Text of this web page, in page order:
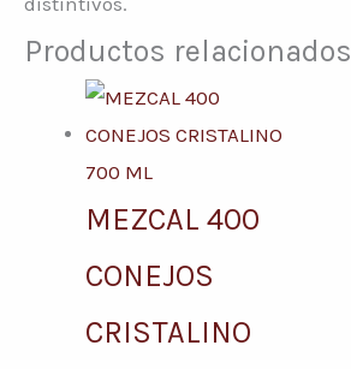
Productos relacionados
MEZCAL 400
CONEJOS
CRISTALINO